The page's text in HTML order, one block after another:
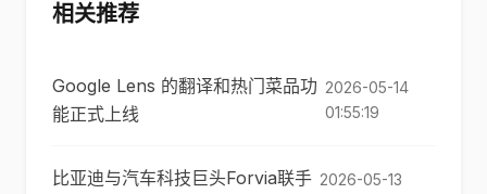
相关推荐
Google Lens 的翻译和热门菜品功
能正式上线
2026-05-14
01:55:19
比亚迪与汽车科技巨头Forvia联手 2026-05-13